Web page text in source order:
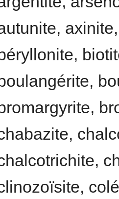
béryllonite,
boulangérite,
bromargyrite,